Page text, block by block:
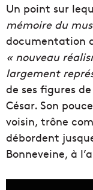
Un point sur
mémoire du
documentation
« nouveau
largement
de ses figures
César. Son
voisin, trône
débordent
Bonneveine, à